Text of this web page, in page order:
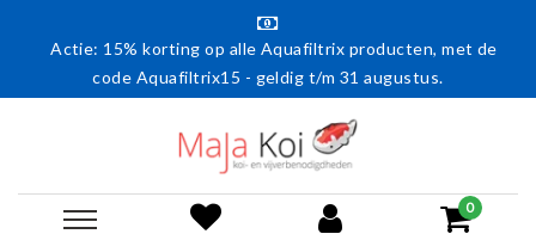
Actie: 15% korting op alle Aquafiltrix producten, met de
code Aquafiltrix15 - geldig t/m 31 augustus.
0